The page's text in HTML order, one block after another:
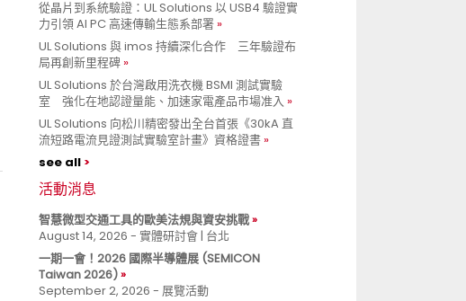
從晶片到系統驗證：UL Solutions 以 USB4 驗證實
力引領 AI PC 高速傳輸生態系部署
UL Solutions 與 imos 持續深化合作 三年驗證布
局再創新里程碑
UL Solutions 於台灣啟用洗衣機 BSMI 測試實驗
室 強化在地認證量能、加速家電產品市場准入
UL Solutions 向松川精密發出全台首張《30kA 直
流短路電流見證測試實驗室計畫》資格證書
see all
活動消息
智慧微型交通工具的歐美法規與資安挑戰
August 14, 2026 - 實體研討會 | 台北
一期一會！2026 國際半導體展 (SEMICON
Taiwan 2026)
September 2, 2026 - 展覽活動